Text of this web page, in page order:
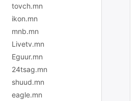
tovch.mn
ikon.mn
mnb.mn
Livetv.mn
Eguur.mn
24tsag.mn
shuud.mn
eagle.mn